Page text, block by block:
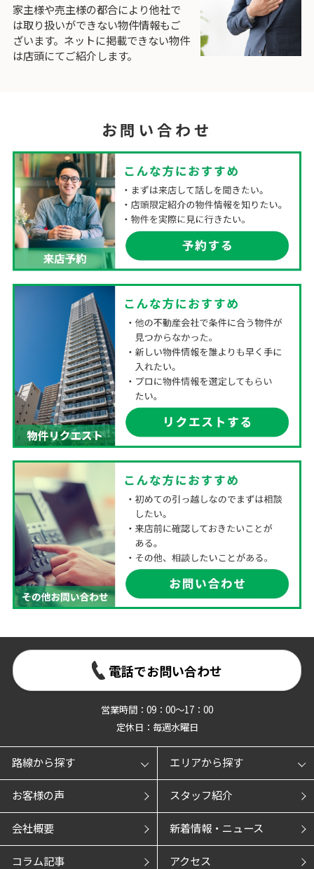
家主様や売主様の都合により他社で
は取り扱いができない物件情報もご
ざいます。ネットに掲載できない物件
は店頭にてご紹介します。
お問い合わせ
電話でお問い合わせ
営業時間：09：00～17：00
定休日：毎週水曜日
路線から探す エリアから探す
お客様の声 スタッフ紹介
会社概要 新着情報・ニュース
コラム記事 アクセス